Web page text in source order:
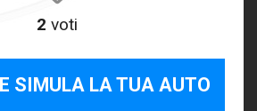
2 voti
SIMULA LA TUA AUTO